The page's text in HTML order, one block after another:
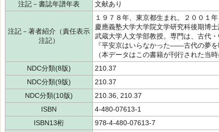
注記－書誌年譜年表
文献あり
注記－著者紹介（責任表示
注記）
１９７８年、東京都生まれ。２００１
慶應義塾大学大学院文学研究科後期博
武蔵大学人文学部教授。専門は、古代
『平安京はいらなかった――古代の夢
（本データはこの書籍が刊行された当
NDC分類(8版)
210.37
NDC分類(9版)
210.37
NDC分類(10版)
210.36, 210.37
ISBN
4-480-07613-1
ISBN13桁
978-4-480-07613-7